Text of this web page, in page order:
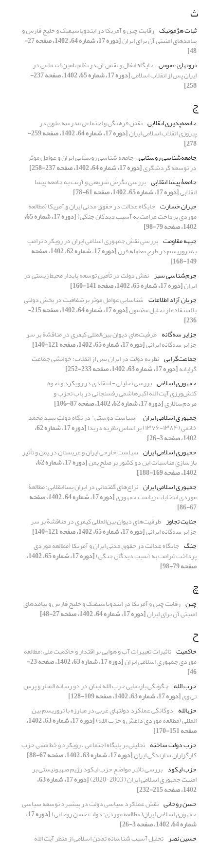
ث
ثبات هژمونیک رقابت چین و آمریکا در ایندوپاسیفیک و خلیج فارس و
پیامدهای امنیتی آن برای ایران [دوره 17، شماره 64، 1402، صفحه 27-
48]
ثروت‏های عمومی جایگاه انفال و نقش آن در نظام تامین اجتماعی در
ایران پس از انقلاب اسلامی [دوره 17، شماره 65، 1402، صفحه 237-
258]
ج
جامعه‌پذیری انقلابی نقش فرهنگی و اجتماعی مدرسه علوی در
پیروزی انقلاب اسلامی ایران [دوره 17، شماره 64، 1402، صفحه 259-
278]
جامعه‌شناسی روستایی جامعه شناسی روستایی ایران و عوامل موثر
در توسعه گردشگری[دوره 17، شماره 64، 1402، صفحه 237-258]
جامعۀ پیشا انقلابی بررسی نگرش شریعتی و آرنت به جامعه پیشا
انقلابی[دوره 17، شماره 65، 1402، صفحه 61-78]
جبران خسارت جایگاه عدالت در حقوق مدنی ایران و آمریکا (مطالعه
موردی پرداخت غرامت به آسیب دیدگان جنگی) [دوره 17، شماره 65،
1402، صفحه 79-98]
جبهه مقاومت بررسی نقش جمهوری اسلامی ایران در رویکرد ترامپ
به تروریسم در طرح معامله قرن [دوره 17، شماره 62، 1402، صفحه
149-168]
جرم‌شناسی سبز نقش دولت در تأمین توسعه پایدار محیط زیستی در
ایران[دوره 17، شماره 65، 1402، صفحه 141-160]
جریان آزاد اطلاعات شناسایی عوامل موثر برشفافیت در بخش دولتی
با استفاده از تحلیل مضمون [دوره 17، شماره 64، 1402، صفحه 215-
236]
جزایر سه‌گانه ظرفیت‌های دیوان بین‌المللی کیفری در مناقشة بر سر
جزایر سه‌گانه ایرانی[دوره 17، شماره 65، 1402، صفحه 121-140]
جماعت‌گرایی نظریه دولت در ایران پس از انقلاب: خوانشی جماعت
‏گرایانه[دوره 17، شماره 63، 1402، صفحه 233-252]
جمهوری اسلامی بررسی تحلیلی - انتقادی در رویکرد و نحوه‌
کنش‌ورزی آیت الله اکبرهاشمی رفسنجانی در باب تحزب و
مردم‌سالاری[دوره 17، شماره 62، 1402، صفحه 87-106]
جمهوری اسلامی ایران "سیاست دوستی" در نگاه دولتِ سید محمد
خاتمی (۱۳۸۴-۱۳۷۶) بر اساس نظریه‌ دریدا [دوره 17، شماره 62،
1402، صفحه 3-26]
جمهوری اسلامی ایران سیاست خارجی ایران و عربستان در یمن و تأثیر
بازسازی مناسبات این دو کشور بر صلح یمن [دوره 17، شماره 62،
1402، صفحه 169-188]
جمهوری اسلامی ایران نزاع‌های گفتمانی در ایران پساانقلابی: مطالعۀ
موردیِ انتخابات ریاست جمهوری [دوره 17، شماره 64، 1402، صفحه
67-86]
جنایت تجاوز ظرفیت‌های دیوان بین‌المللی کیفری در مناقشة بر سر
جزایر سه‌گانه ایرانی[دوره 17، شماره 65، 1402، صفحه 121-140]
جنگ جایگاه عدالت در حقوق مدنی ایران و آمریکا (مطالعه موردی
پرداخت غرامت به آسیب دیدگان جنگی) [دوره 17، شماره 65، 1402،
صفحه 79-98]
چ
چین رقابت چین و آمریکا در ایندوپاسیفیک و خلیج فارس و پیامدهای
امنیتی آن برای ایران[دوره 17، شماره 64، 1402، صفحه 27-48]
ح
حاکمیت تاثیرات تغییرات آب و هوایی بر اقتدار و حاکمیت ملی :مطالعه
موردی جمهوری اسلامی ایران [دوره 17، شماره 63، 1402، صفحه 23-
46]
حزب‏ الله چگونگی بازنمایی حزب الله لبنان در دو رسانه المنار و پرس
تی وی[دوره 17، شماره 63، 1402، صفحه 109-128]
حزب‏الله دوگانگی عملکرد دولت‏های غربی در مبارزه با تروریسم بین
‌المللی (مطالعه موردی داعش و حزب الله) [دوره 17، شماره 63، 1402،
صفحه 151-170]
حزب دولت ساخته تحلیلی بر پایگاه اجتماعی ، رویکرد و خط مشی حزب
کارگزاران سازندگی ایران[دوره 17، شماره 63، 1402، صفحه 67-88]
حزب لیکود بررسی تاثیر مواضع حزب لیکود رژیم صهیونیستی بر
امنیت جمهوری اسلامی ایران ( 2003-2020) [دوره 17، شماره 63،
1402، صفحه 215-232]
حسن روحانی نقش عملکرد سیاسی دولت در پیشبرد توسعه سیاسی
جمهوری اسلامی ایران( مطالعه موردی: دولت حسن روحانی) [دوره 17،
شماره 64، 1402، صفحه 3-26]
حسین نصر تحلیل آسیب شناسانه تمدن اسلامی از منظر آیت الله